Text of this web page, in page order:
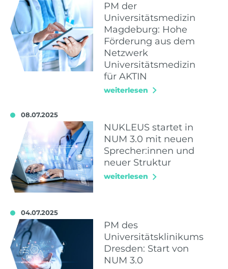
PM der
Universitätsmedizin
Magdeburg: Hohe
Förderung aus dem
Netzwerk
Universitätsmedizin
für AKTIN
weiterlesen
08.07.2025
NUKLEUS startet in
NUM 3.0 mit neuen
Sprecher:innen und
neuer Struktur
weiterlesen
04.07.2025
PM des
Universitätsklinikums
Dresden: Start von
NUM 3.0